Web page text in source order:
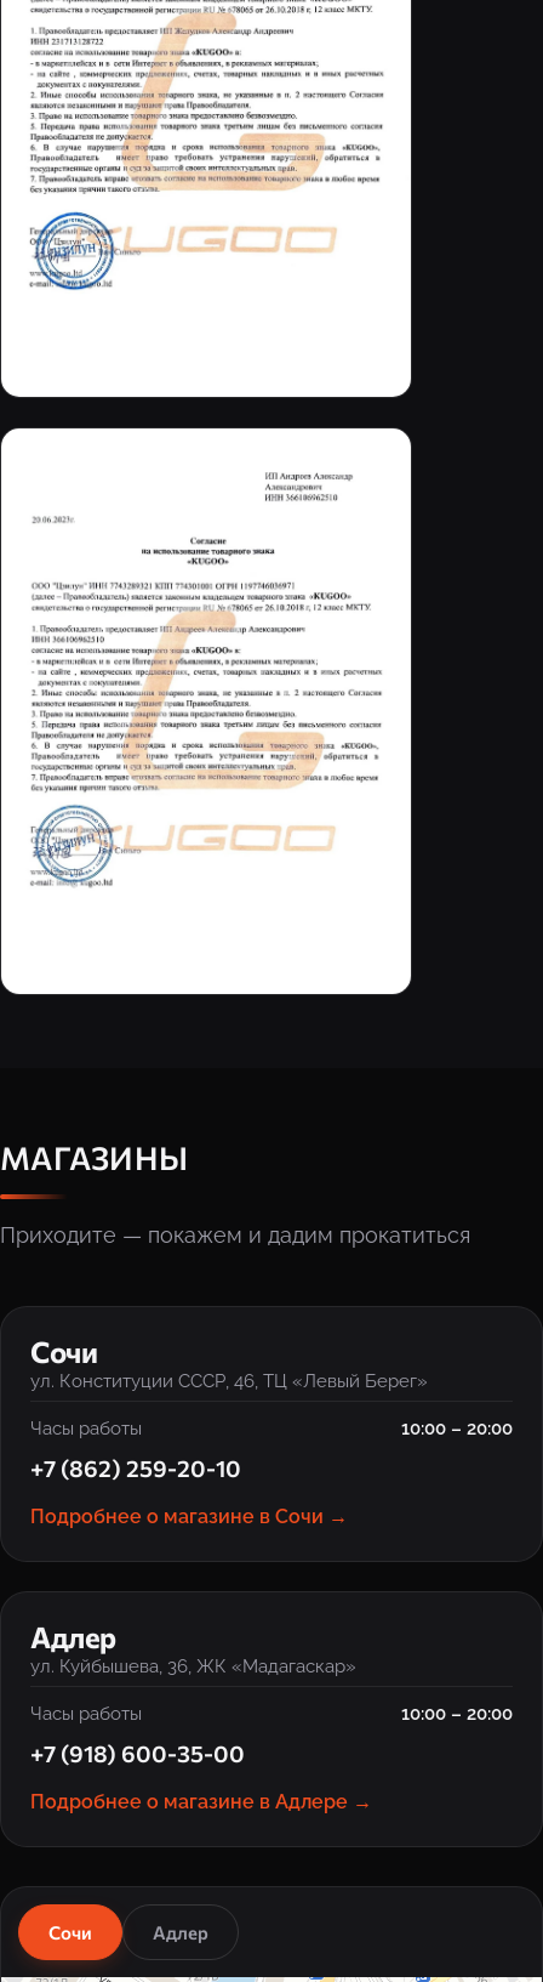
МАГАЗИНЫ
Приходите — покажем и дадим прокатиться
‹ ›
Сочи
ул. Конституции СССР, 46, ТЦ «Левый Берег»
Часы работы 10:00 – 20:00
+7 (862) 259-20-10
Подробнее о магазине в Сочи →
‹ ›
Адлер
ул. Куйбышева, 36, ЖК «Мадагаскар»
Часы работы 10:00 – 20:00
+7 (918) 600-35-00
Подробнее о магазине в Адлере →
Сочи Адлер